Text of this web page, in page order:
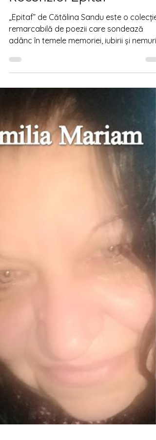
Recenzii
Recenzie: Epitaf
„Epitaf” de Cătălina Sandu este o colecție
remarcabilă de poezii care sondează
adânc în temele memoriei, iubirii și